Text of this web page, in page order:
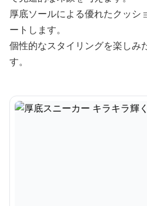
厚底ソールによる優れたクッシ
ートします。
個性的なスタイリングを楽しみ
す。